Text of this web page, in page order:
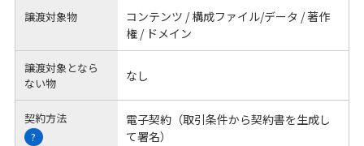
譲渡対象物
コンテンツ / 構成ファイル/データ / 著作
権 / ドメイン
譲渡対象となら
ない物
なし
契約方法
?
電子契約（取引条件から契約書を生成し
て署名）